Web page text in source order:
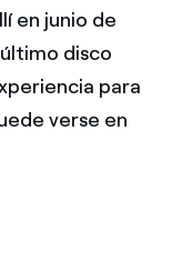
en junio de
disco
para
verse en